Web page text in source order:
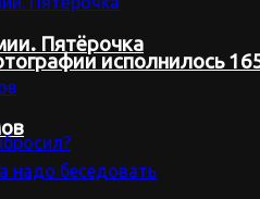
Пятёрочка
исполнилось